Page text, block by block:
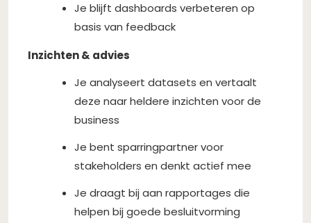
Je blijft dashboards verbeteren op
basis van feedback
Inzichten & advies
Je analyseert datasets en vertaalt
deze naar heldere inzichten voor de
business
Je bent sparringpartner voor
stakeholders en denkt actief mee
Je draagt bij aan rapportages die
helpen bij goede besluitvorming